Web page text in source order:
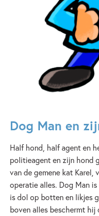
Dog Man en
Half hond, half agent en
politieagent en zijn hond
van de gemene kat Karel,
operatie alles. Dog Man
is dol op botten en likjes
boven alles beschermt